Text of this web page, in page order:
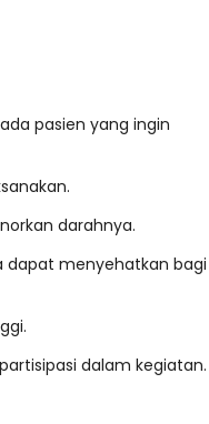
pasien yang ingin
darahnya.
dapat menyehatkan bagi
dalam kegiatan.